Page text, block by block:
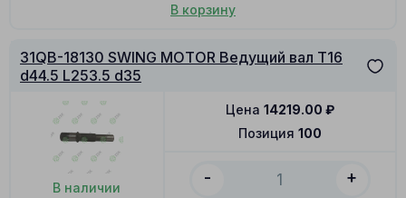
В корзину
31QB-18130 SWING MOTOR Ведущий вал T16
d44.5 L253.5 d35
В наличии
Позиция 100
Цена 14219.00 ₽
- +